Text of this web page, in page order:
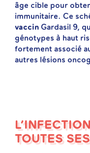
âge cible pour
immunitaire. Ce
vaccin Gardasil 9,
génotypes à haut
fortement associé
autres lésions
TOUTES